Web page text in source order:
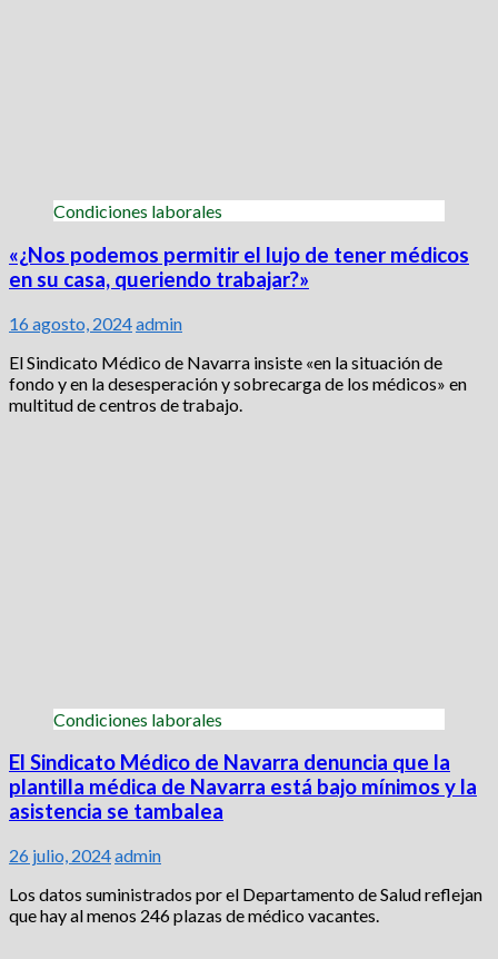
Condiciones laborales
«¿Nos podemos permitir el lujo de tener médicos
en su casa, queriendo trabajar?»
16 agosto, 2024admin
El Sindicato Médico de Navarra insiste «en la situación de
fondo y en la desesperación y sobrecarga de los médicos» en
multitud de centros de trabajo.
Condiciones laborales
El Sindicato Médico de Navarra denuncia que la
plantilla médica de Navarra está bajo mínimos y la
asistencia se tambalea
26 julio, 2024admin
Los datos suministrados por el Departamento de Salud reflejan
que hay al menos 246 plazas de médico vacantes.